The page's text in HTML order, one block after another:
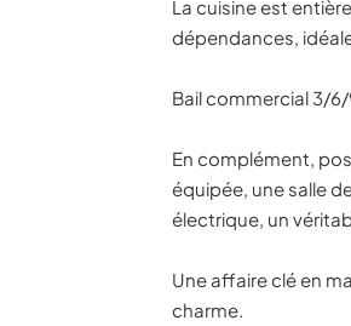
La cuisine est
dépendances,
Bail commercial 3/
En complément,
équipée, une salle
électrique, un
Une affaire clé en
charme.